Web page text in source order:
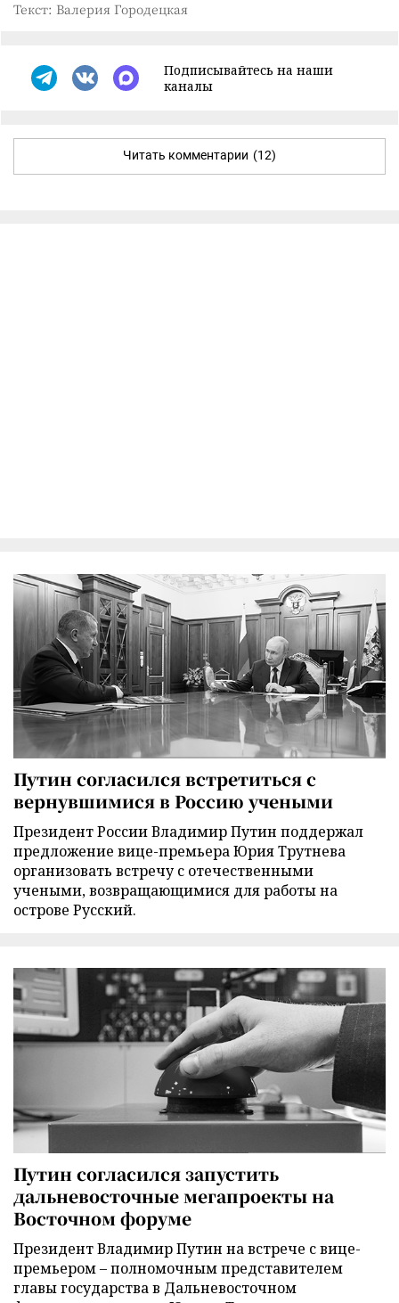
Текст: Валерия Городецкая
Подписывайтесь на наши
каналы
Читать комментарии (12)
Путин согласился встретиться с
вернувшимися в Россию учеными
Президент России Владимир Путин поддержал
предложение вице-премьера Юрия Трутнева
организовать встречу с отечественными
учеными, возвращающимися для работы на
острове Русский.
Путин согласился запустить
дальневосточные мегапроекты на
Восточном форуме
Президент Владимир Путин на встрече с вице-
премьером – полномочным представителем
главы государства в Дальневосточном